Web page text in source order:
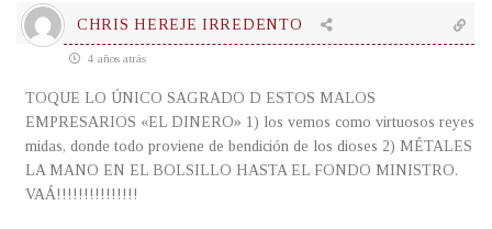
CHRIS HEREJE IRREDENTO
4 años atrás
TOQUE LO ÚNICO SAGRADO D ESTOS MALOS
EMPRESARIOS «EL DINERO» 1) los vemos como virtuosos reyes
midas, donde todo proviene de bendición de los dioses 2) MÉTALES
LA MANO EN EL BOLSILLO HASTA EL FONDO MINISTRO.
VAÁ!!!!!!!!!!!!!!!